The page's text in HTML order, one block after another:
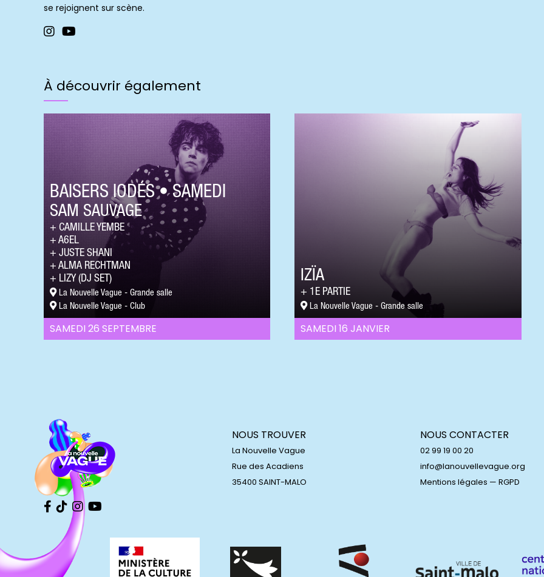
se rejoignent sur scène.
À découvrir également
SAMEDI 26 SEPTEMBRE
BAISERS IODÉS • SAMEDI
SAM SAUVAGE
CAMILLE YEMBE
A6EL
JUSTE SHANI
ALMA RECHTMAN
LIZY (DJ SET)
La Nouvelle Vague - Grande salle
La Nouvelle Vague - Club
SAMEDI 16 JANVIER
IZÏA
1E PARTIE
La Nouvelle Vague - Grande salle
NOUS TROUVER
La Nouvelle Vague
Rue des Acadiens
35400 SAINT-MALO
NOUS CONTACTER
02 99 19 00 20
info@lanouvellevague.org
Mentions légales — RGPD